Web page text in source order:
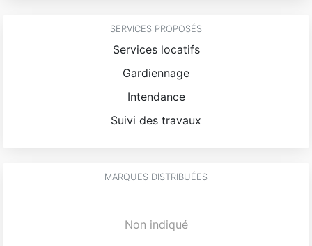
SERVICES PROPOSÉS
Services locatifs
Gardiennage
Intendance
Suivi des travaux
MARQUES DISTRIBUÉES
Non indiqué